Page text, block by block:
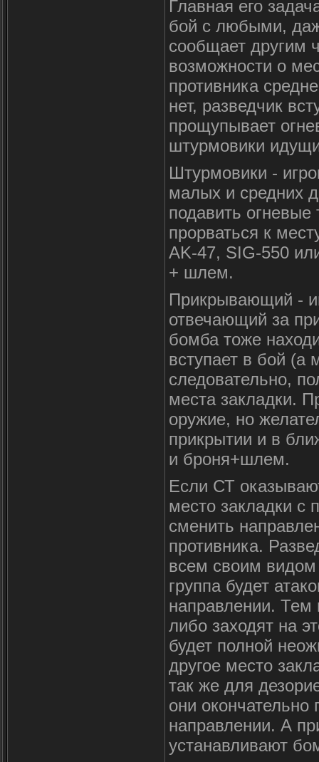
Главная его
бой с любыми,
сообщает другим
возможности о
противника
нет, разведчик
прощупывает
штурмовики
Штурмовики -
малых и средних
подавить огневые
прорваться к
AK-47, SIG-550
+ шлем.
Прикрывающий -
отвечающий за
бомба тоже
вступает в бой (а
следовательно,
места закладки.
оружие, но
прикрытии и в
и броня+шлем.
Если СТ
место закладки с
сменить
противника.
всем своим видом
группа будет
направлении.
либо заходят на
будет полной
другое место
так же для
они
направлении. А
устанавливают